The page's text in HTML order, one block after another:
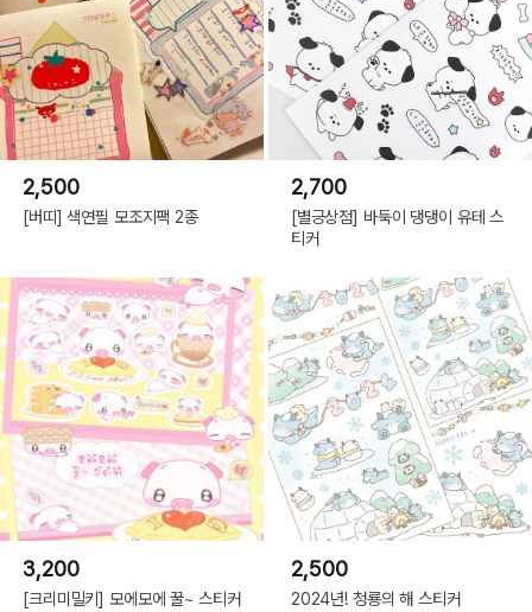
2,500
[버띠] 색연필 모조지팩 2종
2,700
[별긍상점] 바둑이 댕댕이 유테 스
티커
3,200
[크리미밀키] 모에모에 꿀~ 스티커
2,500
2024년! 청룡의 해 스티커